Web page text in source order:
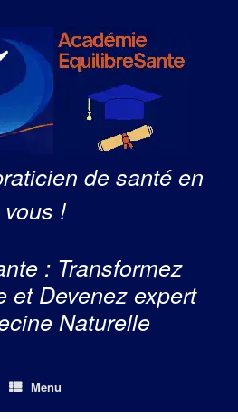
de santé en
vous !
: Transformez
et Devenez expert
Naturelle
Menu